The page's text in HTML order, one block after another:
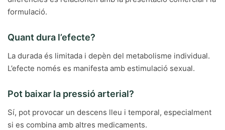
formulació.
Quant dura l’efecte?
La durada és limitada i depèn del metabolisme individual.
L’efecte només es manifesta amb estimulació sexual.
Pot baixar la pressió arterial?
Sí, pot provocar un descens lleu i temporal, especialment
si es combina amb altres medicaments.